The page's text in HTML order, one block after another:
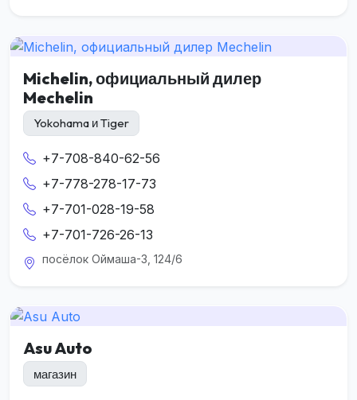
Michelin, официальный дилер
Mechelin
Yokohama и Tiger
+7-708-840-62-56
+7-778-278-17-73
+7-701-028-19-58
+7-701-726-26-13
посёлок Оймаша-3, 124/6
Asu Auto
магазин